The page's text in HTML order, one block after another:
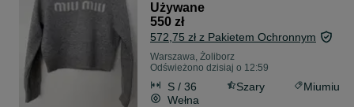
Używane
550 zł
572,75 zł z Pakietem Ochronnym
Warszawa, Żoliborz
Odświeżono dzisiaj o 12:59
S / 36 Szary
Miumiu
Wełna